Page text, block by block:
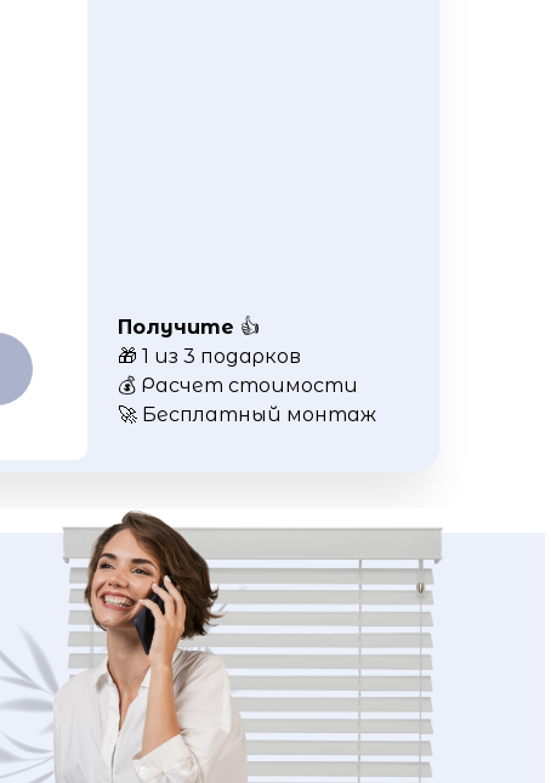
Получите 👍
🎁 1 из 3 подарков
💰 Расчет стоимости
🚀 Бесплатный монтаж